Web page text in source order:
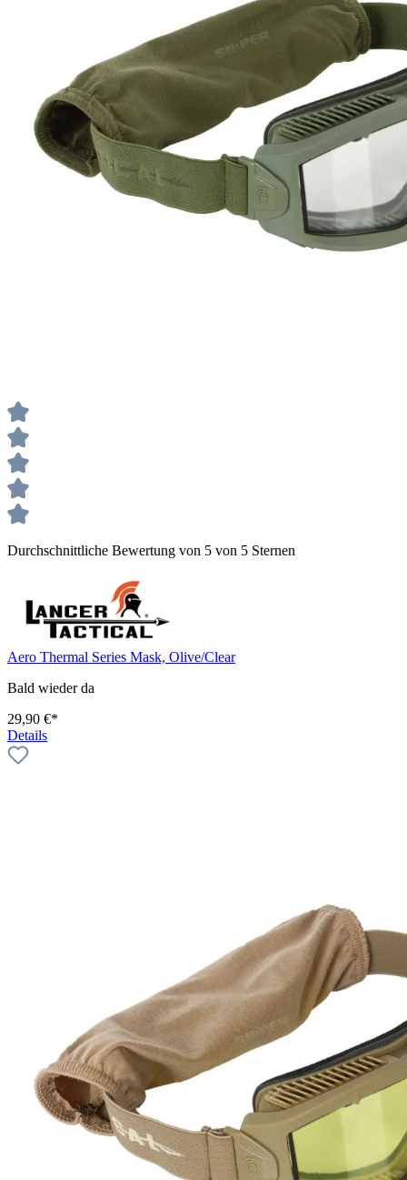
Durchschnittliche Bewertung von 5 von 5 Sternen
Aero Thermal Series Mask, Olive/Clear
Bald wieder da
29,90 €*
Details